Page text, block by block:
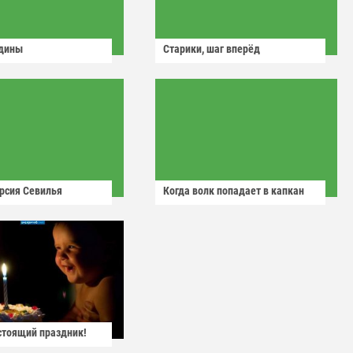
Старики, шаг вперёд
Севилья Когда волк попадает в капкан
праздник!